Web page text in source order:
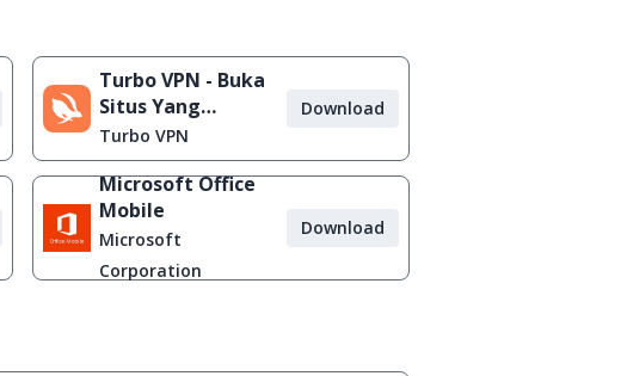
Turbo VPN - Buka
Situs Yang
Diblokir
Turbo VPN
Download
Microsoft Office
Mobile
Microsoft
Corporation
Download